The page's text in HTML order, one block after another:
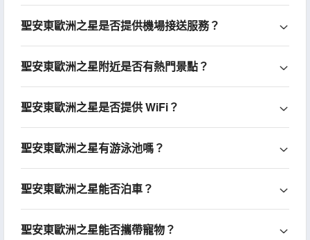
聖安東歐洲之星是否提供機場接送服務？
聖安東歐洲之星附近是否有熱門景點？
聖安東歐洲之星是否提供 WiFi？
聖安東歐洲之星有游泳池嗎？
聖安東歐洲之星能否泊車？
聖安東歐洲之星能否攜帶寵物？